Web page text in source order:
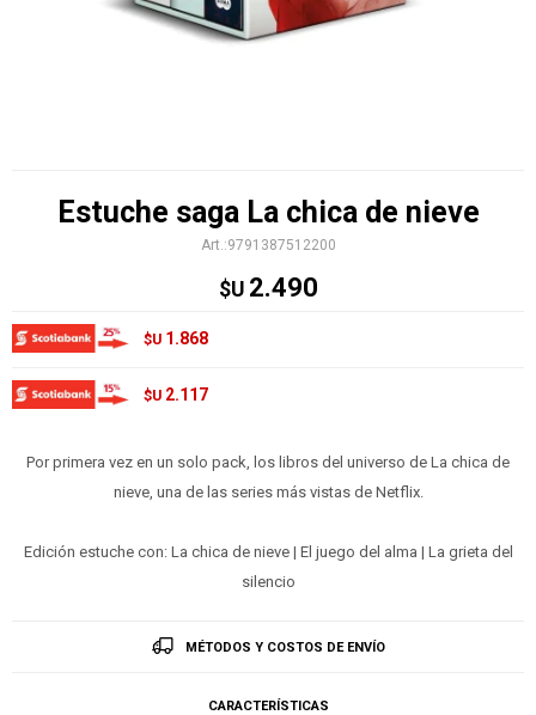
Estuche saga La chica de nieve
9791387512200
$U 2.490
$U 1.868
$U 2.117
Por primera vez en un solo pack, los libros del universo de La chica de
nieve, una de las series más vistas de Netflix.
Edición estuche con: La chica de nieve | El juego del alma | La grieta del
silencio
MÉTODOS Y COSTOS DE ENVÍO
CARACTERÍSTICAS